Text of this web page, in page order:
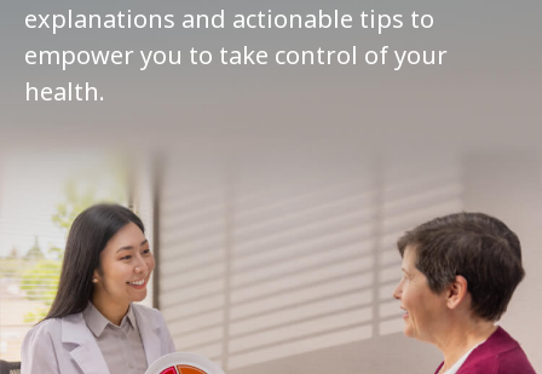
explanations and actionable tips to
empower you to take control of your
health.